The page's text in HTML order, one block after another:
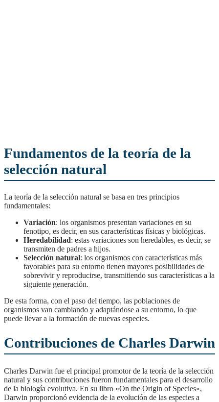
Fundamentos de la teoría de la
selección natural
La teoría de la selección natural se basa en tres principios
fundamentales:
Variación: los organismos presentan variaciones en su
fenotipo, es decir, en sus características físicas y biológicas.
Heredabilidad: estas variaciones son heredables, es decir, se
transmiten de padres a hijos.
Selección natural: los organismos con características más
favorables para su entorno tienen mayores posibilidades de
sobrevivir y reproducirse, transmitiendo sus características a la
siguiente generación.
De esta forma, con el paso del tiempo, las poblaciones de
organismos van cambiando y adaptándose a su entorno, lo que
puede llevar a la formación de nuevas especies.
Contribuciones de Charles Darwin
Charles Darwin fue el principal promotor de la teoría de la selección
natural y sus contribuciones fueron fundamentales para el desarrollo
de la biología evolutiva. En su libro «On the Origin of Species»,
Darwin proporcionó evidencia de la evolución de las especies a